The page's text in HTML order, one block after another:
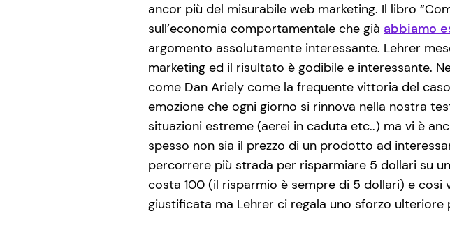
ancor più del misurabile web marketing. Il libro
sull’economia comportamentale che già abbiamo
argomento assolutamente interessante. Lehrer
marketing ed il risultato è godibile e interessante.
come Dan Ariely come la frequente vittoria del
emozione che ogni giorno si rinnova nella nostra
situazioni estreme (aerei in caduta etc..) ma vi è
spesso non sia il prezzo di un prodotto ad
percorrere più strada per risparmiare 5 dollari su
costa 100 (il risparmio è sempre di 5 dollari) e cosi
giustificata ma Lehrer ci regala uno sforzo